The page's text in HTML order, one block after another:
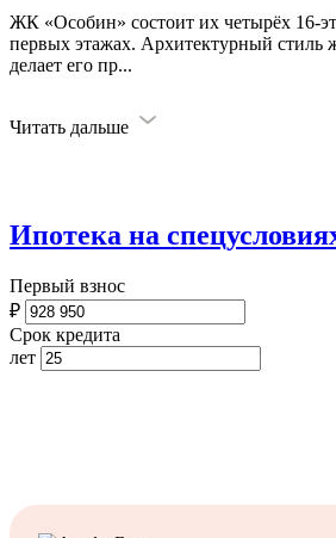
ЖК «Особин» состоит их четырёх 16-
первых этажах. Архитектурный стиль
делает его пр...
Читать дальше
Ипотека на
Первый взнос
₽
Срок кредита
лет